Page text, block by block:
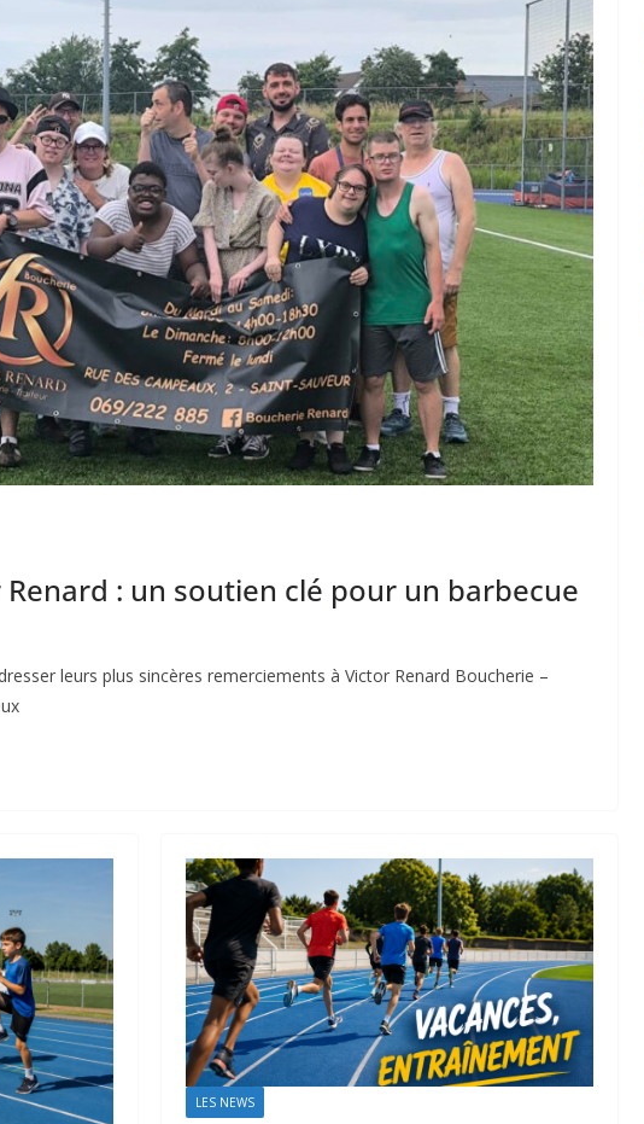
: un soutien clé pour un barbecue
leurs plus sincères remerciements à Victor Renard Boucherie –
LES NEWS